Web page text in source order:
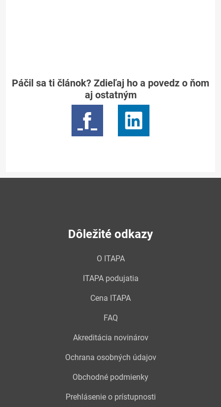
Páčil sa ti článok? Zdieľaj ho a povedz o ňom
aj ostatným
Dôležité odkazy
O ITAPA
ITAPA podujatia
Cena ITAPA
FAQ
Akreditácia novinárov
Ochrana osobných údajov
Obchodné podmienky
Prehlásenie o prístupnosti